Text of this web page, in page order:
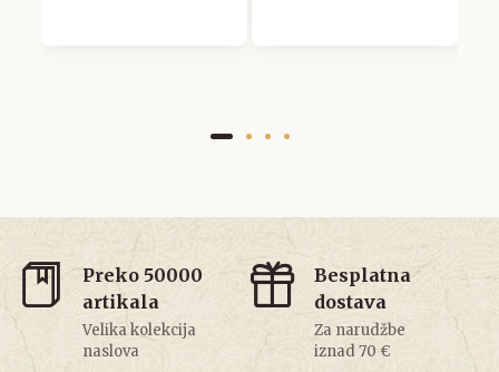
Preko 50000
artikala
Velika kolekcija
naslova
Besplatna
dostava
Za narudžbe
iznad 70 €